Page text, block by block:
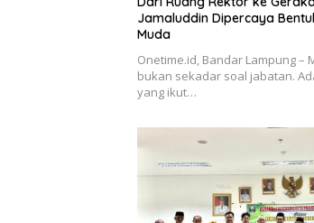
Jamaluddin Dipercaya
Muda
Onetime.id, Bandar Lampung –
bukan sekadar soal jabatan.
yang ikut…